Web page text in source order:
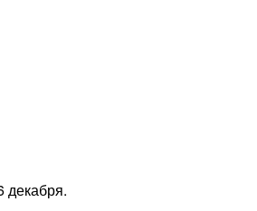
декабря.